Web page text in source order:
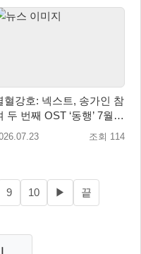
혈강호: 넥스트, 송가인 참
두 번째 OST ‘동행’ 7월
일 공개
조회 114
9 10 ▶ 끝